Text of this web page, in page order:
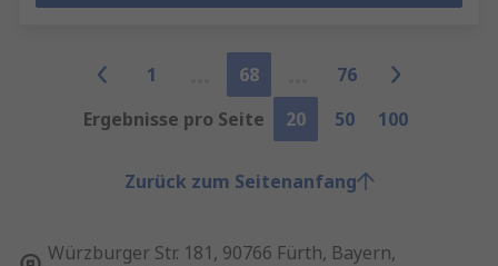
1 68
76
Ergebnisse pro Seite
20 50 100
Zurück zum Seitenanfang
Würzburger Str. 181, 90766 Fürth, Bayern,